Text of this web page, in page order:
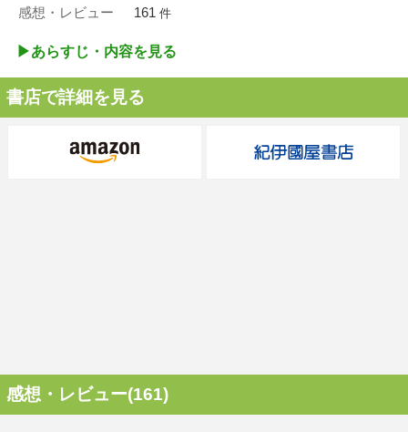
感想・レビュー 161 件
▶︎あらすじ・内容を見る
書店で詳細を見る
感想・レビュー(161)